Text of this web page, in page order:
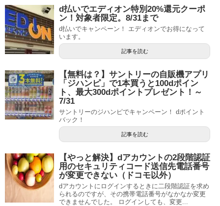
d払いでエディオン特別20%還元クーポ
ン！対象者限定。8/31まで
d払いでキャンペーン！ エディオンでお得になって
います。
記事を読む
【無料は？】サントリーの自販機アプリ
「ジハンピ」で1本買うと100dポイン
ト、最大300dポイントプレゼント！～
7/31
サントリーのジハンピでキャンペーン！ dポイント
バック！
記事を読む
【やっと解決】dアカウントの2段階認証
用のセキュリティコード送信先電話番号
が変更できない（ドコモ以外）
dアカウントにログインするときに二段階認証を求め
られるのですが、その携帯電話番号がなかなか変更
できませんでした。 ログインしても、変更...